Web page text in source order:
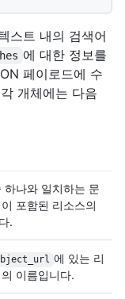
스트 내의 검색어
에 대한 정보를
페이로드에 수
개체에는 다음
하나와 일치하는 문
포함된 리소스의
.
에 있는 리
이름입니다.